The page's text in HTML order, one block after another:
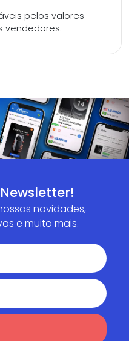
pelos valores
vendedores.
novidades,
e muito mais.